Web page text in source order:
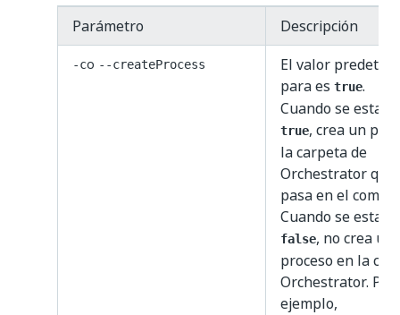
Parámetro Descripción
-co --createProcess
El valor
para es true.
Cuando se
true, crea un
la carpeta de
Orchestrator que
pasa en el
Cuando se
false, no crea un
proceso en la
Orchestrator. Por
ejemplo,